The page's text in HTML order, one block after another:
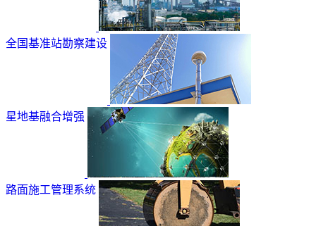
全国基准站勘察建设
星地基融合增强
路面施工管理系统